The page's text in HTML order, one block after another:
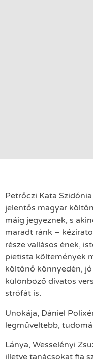
Petrőczi Kata
jelentős magyar
máig jegyeznek, s
maradt ránk –
része vallásos ének,
pietista költemények
költőnő könnyedén,
különböző divatos
strófát is.
Unokája, Dániel
legműveltebb,
Lánya, Wesselényi
illetve tanácsokat fia